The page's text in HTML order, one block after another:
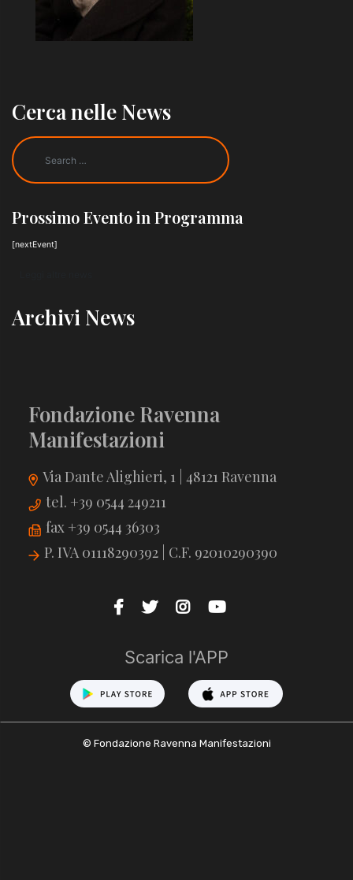
Cerca nelle News
Prossimo Evento in Programma
[nextEvent]
Archivi News
Fondazione Ravenna
Manifestazioni
Via Dante Alighieri, 1 | 48121 Ravenna
tel. +39 0544 249211
fax +39 0544 36303
P. IVA 01118290392 | C.F. 92010290390
Scarica l'APP
© Fondazione Ravenna Manifestazioni